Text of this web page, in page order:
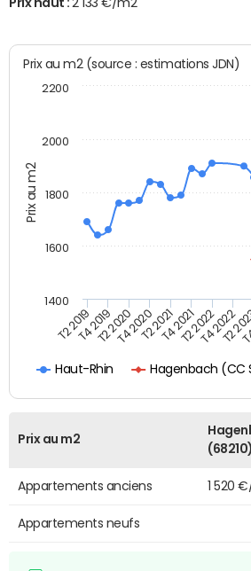
Prix au m2
Prix au m2 (source : estimations JDN)
Haut-Rhin Hagenbach (CC
T2 2019T4 2019T2 2020T4 2020T2 2021T4 2021T2 2022T4 2022
T2
1400
1600
1800
2000
2200
Prix au m2
(68210)
Appartements anciens 1 520
Appartements neufs